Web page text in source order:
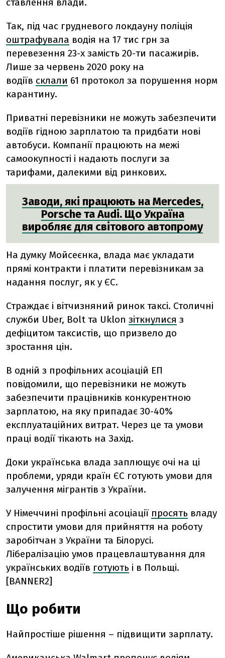
ставлення влади.
Так, під час грудневого локдауну поліція
оштрафувала водія на 17 тис грн за
перевезення 23-х замість 20-ти пасажирів.
Лише за червень 2020 року на
водіїв склали 61 протокол за порушення норм
карантину.
Приватні перевізники не можуть забезпечити
водіїв гідною зарплатою та придбати нові
автобуси. Компанії працюють на межі
самоокупності і надають послуги за
тарифами, далекими від ринкових.
Заводи, які працюють на Mercedes,
Porsche та Audi. Що Україна
виробляє для світового автопрому
На думку Мойсеєнка, влада має укладати
прямі контракти і платити перевізникам за
надання послуг, як у ЄС.
Страждає і вітчизняний ринок таксі. Столичні
служби Uber, Bolt та Uklon зіткнулися з
дефіцитом таксистів, що призвело до
зростання цін.
В одній з профільних асоціацій ЕП
повідомили, що перевізники не можуть
забезпечити працівників конкурентною
зарплатою, на яку припадає 30-40%
експлуатаційних витрат. Через це та умови
праці водії тікають на Захід.
Доки українська влада заплющує очі на ці
проблеми, уряди країн ЄС готують умови для
залучення мігрантів з України.
У Німеччині профільні асоціації просять владу
спростити умови для прийняття на роботу
заробітчан з України та Білорусі.
Лібералізацію умов працевлаштування для
українських водіїв готують і в Польщі.
[BANNER2]
Що робити
Найпростіше рішення – підвищити зарплату.